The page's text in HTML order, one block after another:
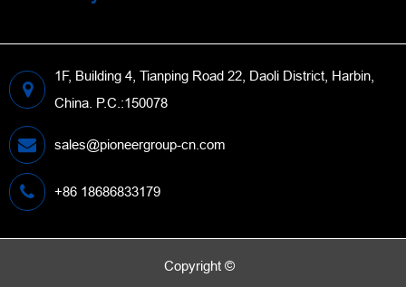
1F, Building 4, Tianping Road 22, Daoli District, Harbin,
China. P.C.:150078
sales@pioneergroup-cn.com
+86 18686833179
Copyright ©